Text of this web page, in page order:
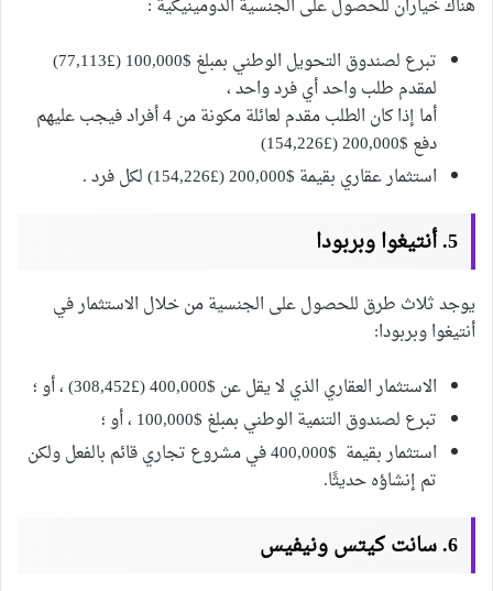
هناك خياران للحصول على الجنسية الدومينيكية :
تبرع لصندوق التحويل الوطني بمبلغ $100,000 (£77,113)
لمقدم طلب واحد أي فرد واحد ،
أما إذا كان الطلب مقدم لعائلة مكونة من 4 أفراد فيجب عليهم
دفع $200,000 (£154,226)
استثمار عقاري بقيمة $200,000 (£154,226) لكل فرد .
5. أنتيغوا وبربودا
يوجد ثلاث طرق للحصول على الجنسية من خلال الاستثمار في
أنتيغوا وبربودا:
الاستثمار العقاري الذي لا يقل عن $400,000 (£308,452) ، أو ؛
تبرع لصندوق التنمية الوطني بمبلغ $100,000 ، أو ؛
استثمار بقيمة $400,000 في مشروع تجاري قائم بالفعل ولكن
تم إنشاؤه حديثًا.
6. سانت كيتس ونيفيس